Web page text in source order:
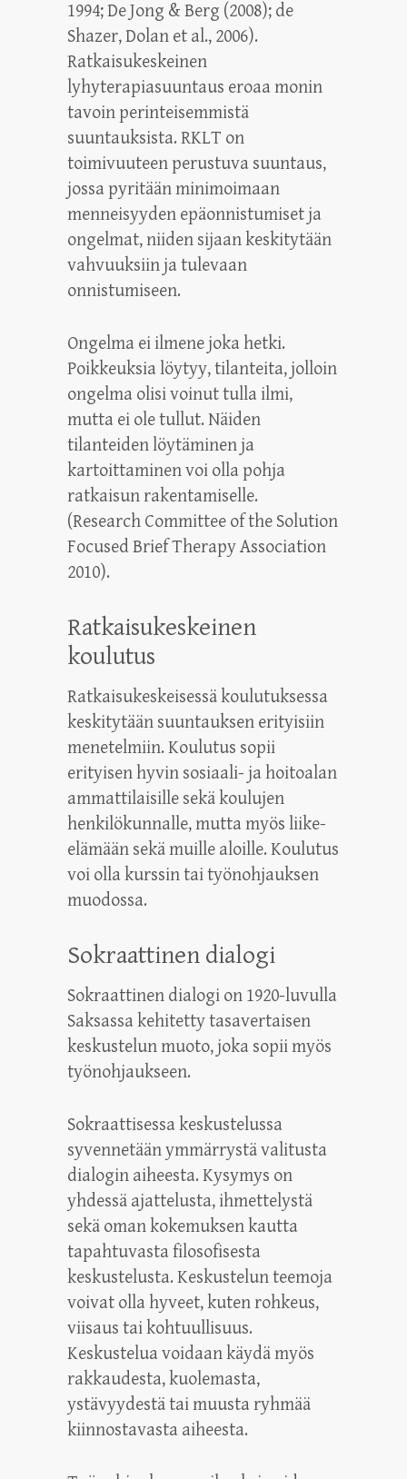
1994; De Jong & Berg (2008); de
Shazer, Dolan et al., 2006).
Ratkaisukeskeinen
lyhyterapiasuuntaus eroaa monin
tavoin perinteisemmistä
suuntauksista. RKLT on
toimivuuteen perustuva suuntaus,
jossa pyritään minimoimaan
menneisyyden epäonnistumiset ja
ongelmat, niiden sijaan keskitytään
vahvuuksiin ja tulevaan
onnistumiseen.
Ongelma ei ilmene joka hetki.
Poikkeuksia löytyy, tilanteita, jolloin
ongelma olisi voinut tulla ilmi,
mutta ei ole tullut. Näiden
tilanteiden löytäminen ja
kartoittaminen voi olla pohja
ratkaisun rakentamiselle.
(Research Committee of the Solution
Focused Brief Therapy Association
2010).
Ratkaisukeskeinen
koulutus
Ratkaisukeskeisessä koulutuksessa
keskitytään suuntauksen erityisiin
menetelmiin. Koulutus sopii
erityisen hyvin sosiaali- ja hoitoalan
ammattilaisille sekä koulujen
henkilökunnalle, mutta myös liike-
elämään sekä muille aloille. Koulutus
voi olla kurssin tai työnohjauksen
muodossa.
Sokraattinen dialogi
Sokraattinen dialogi on 1920-luvulla
Saksassa kehitetty tasavertaisen
keskustelun muoto, joka sopii myös
työnohjaukseen.
Sokraattisessa keskustelussa
syvennetään ymmärrystä valitusta
dialogin aiheesta. Kysymys on
yhdessä ajattelusta, ihmettelystä
sekä oman kokemuksen kautta
tapahtuvasta filosofisesta
keskustelusta. Keskustelun teemoja
voivat olla hyveet, kuten rohkeus,
viisaus tai kohtuullisuus.
Keskustelua voidaan käydä myös
rakkaudesta, kuolemasta,
ystävyydestä tai muusta ryhmää
kiinnostavasta aiheesta.